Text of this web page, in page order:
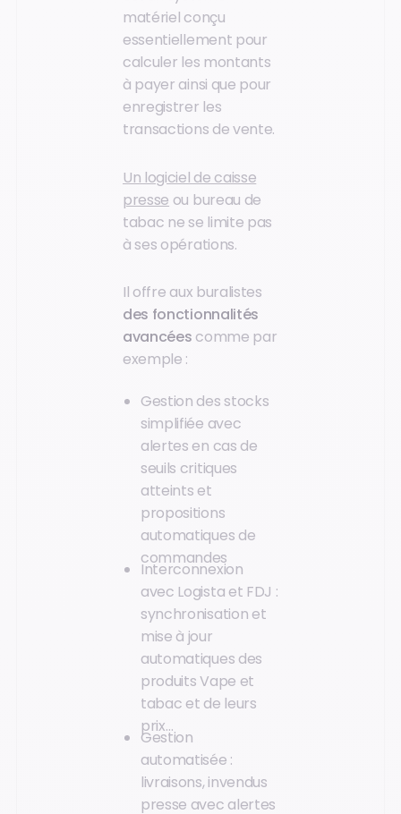
matériel conçu
essentiellement pour
calculer les montants
à payer ainsi que pour
enregistrer les
transactions de vente.
Un logiciel de caisse
presse ou bureau de
tabac ne se limite pas
à ses opérations.
Il offre aux buralistes
des fonctionnalités
avancées comme par
exemple :
Gestion des stocks
simplifiée avec
alertes en cas de
seuils critiques
atteints et
propositions
automatiques de
commandes
Interconnexion
avec Logista et FDJ :
synchronisation et
mise à jour
automatiques des
produits Vape et
tabac et de leurs
prix…
Gestion
automatisée :
livraisons, invendus
presse avec alertes